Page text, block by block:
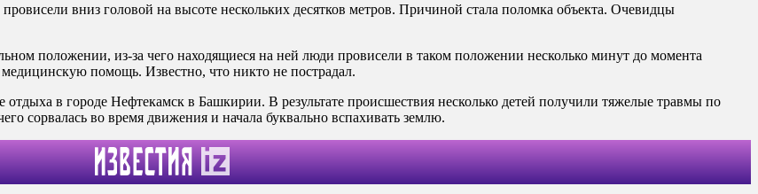
вниз головой на высоте нескольких десятков метров. Причиной стала поломка объекта. Очевидцы
положении, из-за чего находящиеся на ней люди провисели в таком положении несколько минут до момента
помощь. Известно, что никто не пострадал.
в городе Нефтекамск в Башкирии. В результате происшествия несколько детей получили тяжелые травмы по
сорвалась во время движения и начала буквально вспахивать землю.